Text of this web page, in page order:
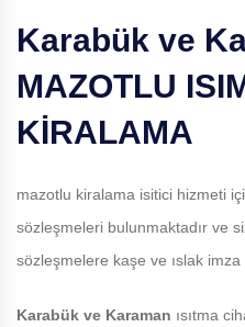
Karabük ve
MAZOTLU
KİRALAMA
mazotlu kiralama isitici hizmeti
sözleşmeleri bulunmaktadır ve
sözleşmelere kaşe ve ıslak
Karabük ve Karaman ısıtma